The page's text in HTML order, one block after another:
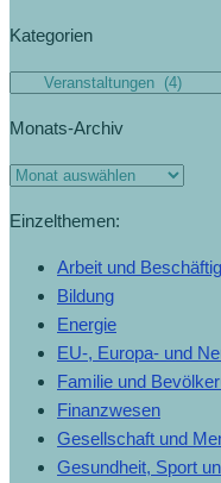
Kategorien
Monats-Archiv
Einzelthemen:
Arbeit und
Bildung
Energie
EU-, Europa- und
Familie und
Finanzwesen
Gesellschaft und
Gesundheit, Sport